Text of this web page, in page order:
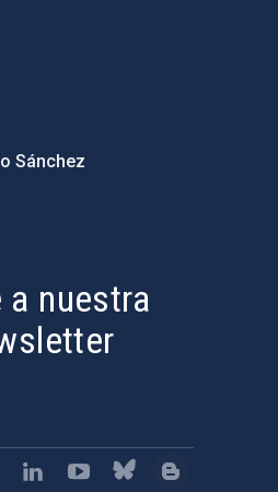
Sánchez
a nuestra